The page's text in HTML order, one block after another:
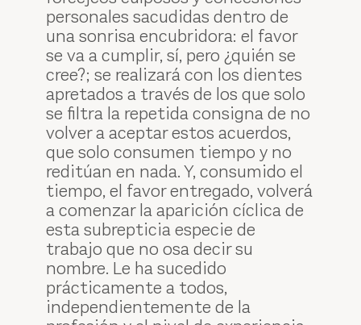
personales sacudidas dentro de
una sonrisa encubridora: el favor
se va a cumplir, sí, pero ¿quién se
cree?; se realizará con los dientes
apretados a través de los que solo
se filtra la repetida consigna de no
volver a aceptar estos acuerdos,
que solo consumen tiempo y no
reditúan en nada. Y, consumido el
tiempo, el favor entregado, volverá
a comenzar la aparición cíclica de
esta subrepticia especie de
trabajo que no osa decir su
nombre. Le ha sucedido
prácticamente a todos,
independientemente de la